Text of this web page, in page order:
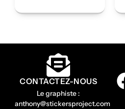
CONTACTEZ-NOUS
Le graphiste :
anthony@stickersproject.com